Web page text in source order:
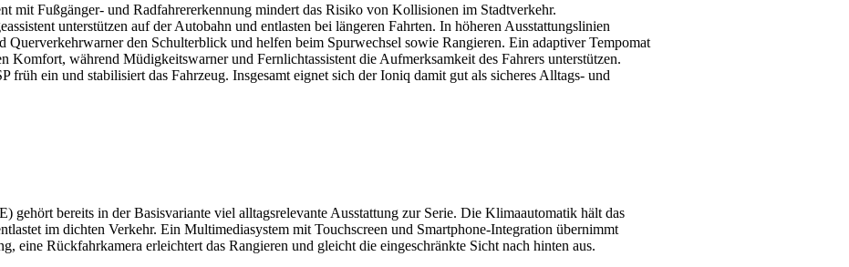
mit Fußgänger- und Radfahrererkennung mindert das Risiko von Kollisionen im Stadtverkehr.
unterstützen auf der Autobahn und entlasten bei längeren Fahrten. In höheren Ausstattungslinien
Querverkehrwarner den Schulterblick und helfen beim Spurwechsel sowie Rangieren. Ein adaptiver Tempomat
Komfort, während Müdigkeitswarner und Fernlichtassistent die Aufmerksamkeit des Fahrers unterstützen.
früh ein und stabilisiert das Fahrzeug. Insgesamt eignet sich der Ioniq damit gut als sicheres Alltags- und
bereits in der Basisvariante viel alltagsrelevante Ausstattung zur Serie. Die Klimaautomatik hält das
im dichten Verkehr. Ein Multimediasystem mit Touchscreen und Smartphone-Integration übernimmt
eine Rückfahrkamera erleichtert das Rangieren und gleicht die eingeschränkte Sicht nach hinten aus.